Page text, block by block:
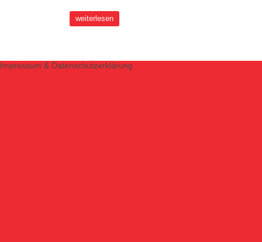
weiterlesen
Impressum & Datenschutzerklärung